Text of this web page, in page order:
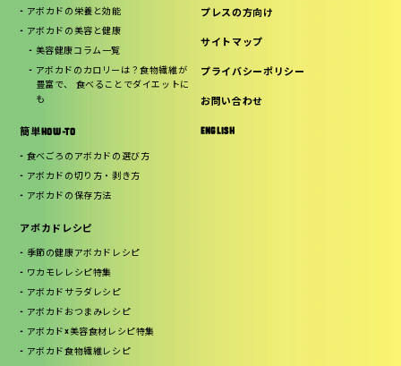
アボカドの栄養と効能
アボカドの美容と健康
美容健康コラム一覧
アボカドのカロリーは？食物繊維が
豊富で、 食べることでダイエットに
も
簡単HOW-TO
食べごろのアボカドの選び方
アボカドの切り方・剥き方
アボカドの保存方法
アボカドレシピ
季節の健康アボカドレシピ
ワカモレレシピ特集
アボカドサラダレシピ
アボカドおつまみレシピ
アボカド×美容食材レシピ特集
アボカド食物繊維レシピ
プレスの方向け
サイトマップ
プライバシーポリシー
お問い合わせ
ENGLISH